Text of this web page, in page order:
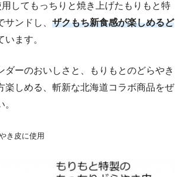
してもっちりと焼き上げたもりもと特
ンドし、 ザクもち新食感が楽しめるど
います。
ダーのおいしさと、もりもとのどらやき
楽しめる、斬新な北海道コラボ商品をぜ
き皮に使用